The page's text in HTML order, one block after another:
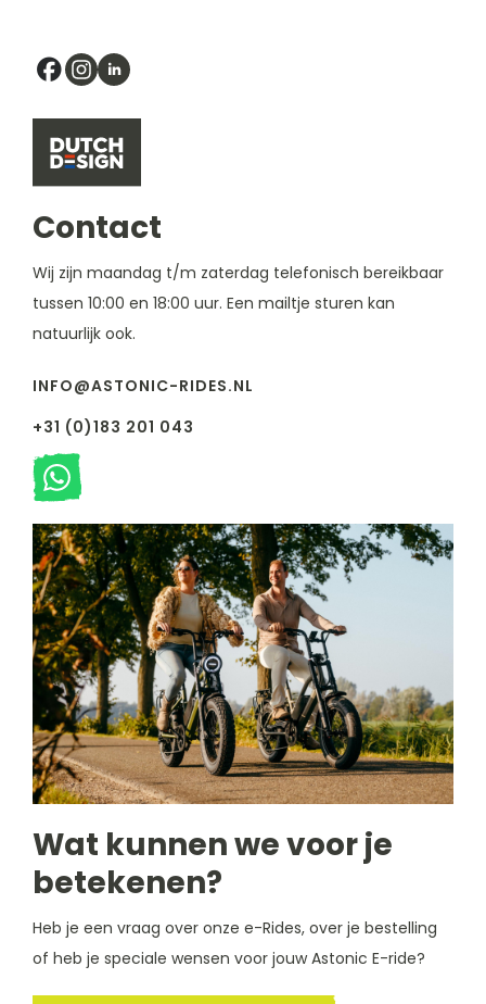
Contact
Wij zijn maandag t/m zaterdag telefonisch bereikbaar
tussen 10:00 en 18:00 uur. Een mailtje sturen kan
natuurlijk ook.
INFO@ASTONIC-RIDES.NL
+31 (0)183 201 043
Wat kunnen we voor je
betekenen?
Heb je een vraag over onze e-Rides, over je bestelling
of heb je speciale wensen voor jouw Astonic E-ride?